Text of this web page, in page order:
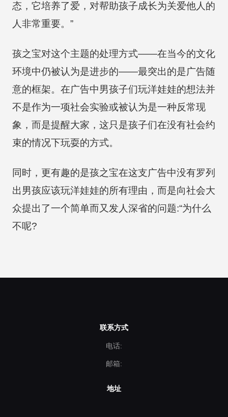
态，它培养了爱，对帮助孩子成长为关爱他人的
人非常重要。”
孩之宝对这个主题的处理方式——在当今的文化
环境中仍被认为是进步的——最突出的是广告随
意的框架。在广告中男孩子们玩洋娃娃的想法并
不是作为一项社会实验或被认为是一种反常现
象，而是提醒大家，这只是孩子们在没有社会约
束的情况下玩耍的方式。
同时，更有趣的是孩之宝在这支广告中没有罗列
出男孩应该玩洋娃娃的所有理由，而是向社会大
众提出了一个简单而又发人深省的问题:“为什么
不呢?
联系方式
电话:
邮箱:
地址